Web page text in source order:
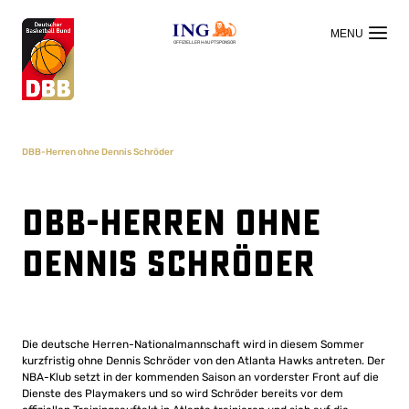
OFFIZIELLER HAUPTSPONSOR
DBB-Herren ohne Dennis Schröder
DBB-Herren ohne
Dennis Schröder
Die deutsche Herren-Nationalmannschaft wird in diesem Sommer
kurzfristig ohne Dennis Schröder von den Atlanta Hawks antreten. Der
NBA-Klub setzt in der kommenden Saison an vorderster Front auf die
Dienste des Playmakers und so wird Schröder bereits vor dem